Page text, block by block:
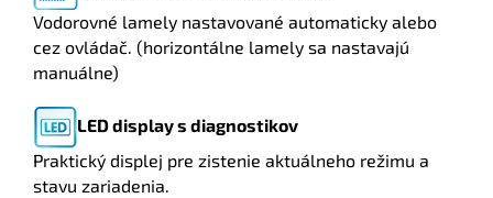
Vodorovné lamely nastavované automaticky alebo
cez ovládač. (horizontálne lamely sa nastavajú
manuálne)
LED display s diagnostikov
Praktický displej pre zistenie aktuálneho režimu a
stavu zariadenia.